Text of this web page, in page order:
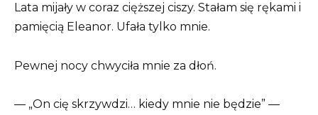
Lata mijały w coraz cięższej ciszy. Stałam się rękami i
pamięcią Eleanor. Ufała tylko mnie.
Pewnej nocy chwyciła mnie za dłoń.
— „On cię skrzywdzi… kiedy mnie nie będzie” —